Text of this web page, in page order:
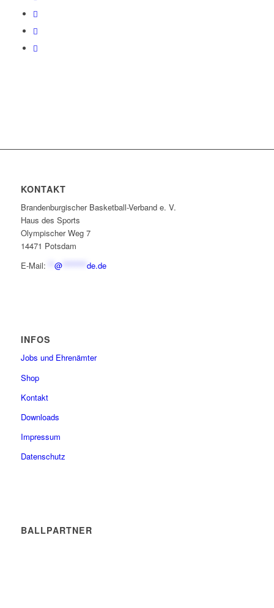
KONTAKT
Brandenburgischer Basketball-Verband e. V.
Haus des Sports
Olympischer Weg 7
14471 Potsdam
E-Mail:
@******** de.de
INFOS
Jobs und Ehrenämter
Shop
Kontakt
Downloads
Impressum
Datenschutz
BALLPARTNER